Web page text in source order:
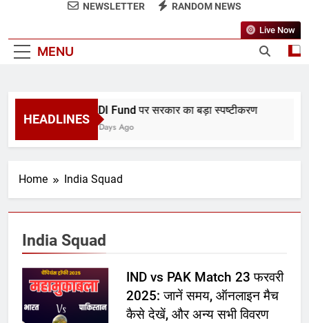
RBI ने रेपो रेट 5.25% पर रखा स्थिर
NEWSLETTER RANDOM NEWS
MENU
Live Now
HEADLINES
RDI Fund पर सरकार का बड़ा स्पष्टीकरण
2 Days Ago
Home India Squad
India Squad
IND vs PAK Match 23 फरवरी
2025: जानें समय, ऑनलाइन मैच
कैसे देखें, और अन्य सभी विवरण